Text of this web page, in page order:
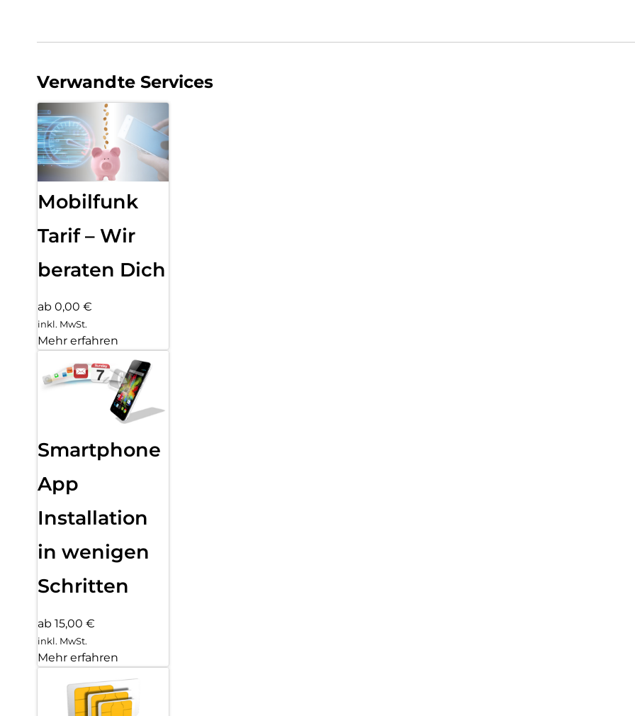
Verwandte Services
Mobilfunk
Tarif – Wir
beraten Dich
ab 0,00 €
inkl. MwSt.
Mehr erfahren
Smartphone
App
Installation
in wenigen
Schritten
ab 15,00 €
inkl. MwSt.
Mehr erfahren